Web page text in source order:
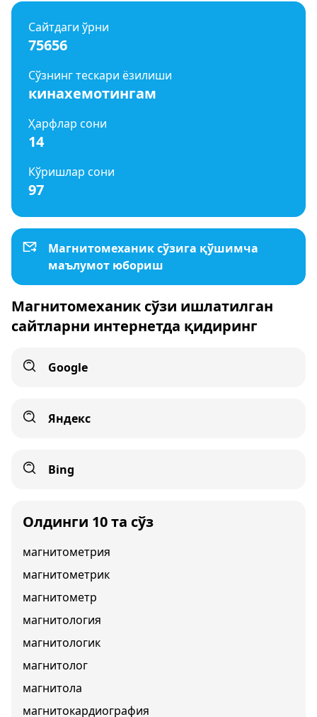
Сайтдаги ўрни
75656
Сўзнинг тескари ёзилиши
кинахемотингам
Ҳарфлар сони
14
Кўришлар сони
97
Магнитомеханик сўзига қўшимча
маълумот юбориш
Магнитомеханик сўзи ишлатилган
сайтларни интернетда қидиринг
Google
Яндекс
Bing
Олдинги 10 та сўз
магнитометрия
магнитометрик
магнитометр
магнитология
магнитологик
магнитолог
магнитола
магнитокардиография